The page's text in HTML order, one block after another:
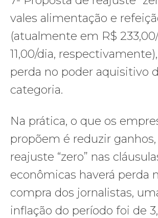
vales alimentação e
(atualmente em R$
11,00/dia,
perda no poder aquisitivo
categoria.
Na prática, o que os
propõem é reduzir
reajuste “zero” nas
econômicas haverá perda
compra dos jornalistas,
inflação do período foi de